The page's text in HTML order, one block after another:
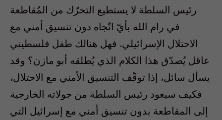
رئيس السلطة لا يستطيع التحرّك من المُقاطعة
في رام الله بأيّ اتّجاه دون تنسيق أمني مع
الاحتلال الإسرائيلي. فهل هنالك طفل فلسطيني
عاقل يُصدّق هذا الكلام الذي يُطلقه أبو مازن؟ وقد
يسأل سائل، إذا توقّف التنسيق الأمني مع الاحتلال،
فكيف سيعود رئيس السلطة من جولاته الخارجية
إلى المقاطعة بدون تنسيق أمني مع إسرائيل التي